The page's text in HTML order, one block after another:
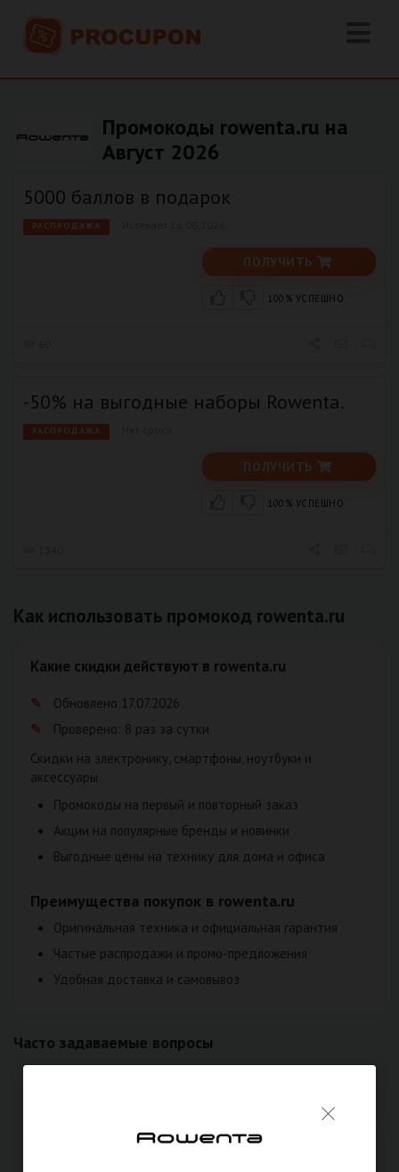
Промокоды rowenta.ru на
Август 2026
5000 баллов в подарок
РАСПРОДАЖА
ПОЛУЧИТЬ
100% УСПЕШНО
-50% на выгодные наборы Rowenta.
РАСПРОДАЖА
ПОЛУЧИТЬ
100% УСПЕШНО
Как использовать промокод rowenta.ru
Какие скидки действуют в rowenta.ru
Обновлено 17.07.2026
Проверено: 8 раз за сутки
Скидки на электронику, смартфоны, ноутбуки и
аксессуары.
Промокоды на первый и повторный заказ
Акции на популярные бренды и новинки
Выгодные цены на технику для дома и офиса
Преимущества покупок в rowenta.ru
Оригинальная техника и официальная гарантия
Частые распродажи и промо-предложения
Удобная доставка и самовывоз
Часто задаваемые вопросы